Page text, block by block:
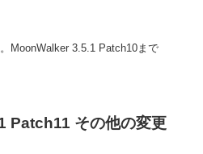
MoonWalker 3.5.1 Patch10まで
Patch11 その他の変更